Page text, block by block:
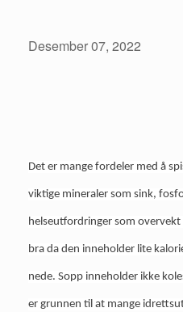
Desember 07, 2022
Det er mange fordeler med å
viktige mineraler som sink,
helseutfordringer som overvekt
bra da den inneholder lite
nede. Sopp inneholder ikke
er grunnen til at mange